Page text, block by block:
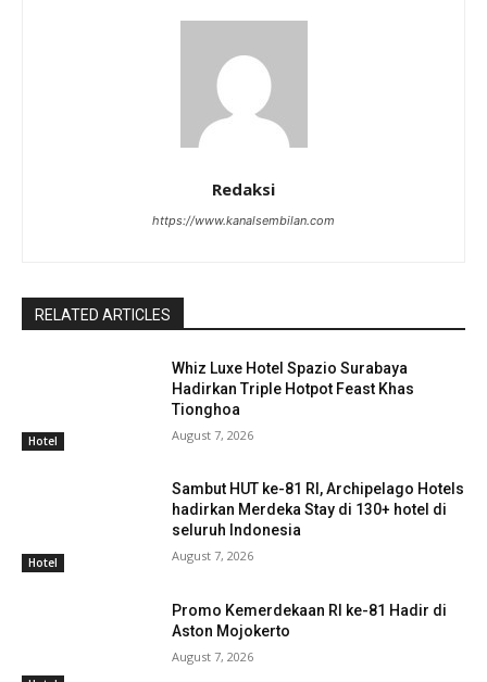
Redaksi
https://www.kanalsembilan.com
RELATED ARTICLES
Hotel
Whiz Luxe Hotel Spazio Surabaya
Hadirkan Triple Hotpot Feast Khas
Tionghoa
August 7, 2026
Hotel
Sambut HUT ke-81 RI, Archipelago Hotels
hadirkan Merdeka Stay di 130+ hotel di
seluruh Indonesia
August 7, 2026
Promo Kemerdekaan RI ke-81 Hadir di
Aston Mojokerto
August 7, 2026